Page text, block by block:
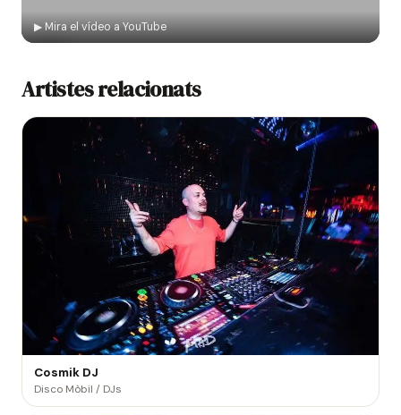
▶ Mira el vídeo a YouTube
Artistes relacionats
Cosmik DJ
Disco Mòbil / DJs